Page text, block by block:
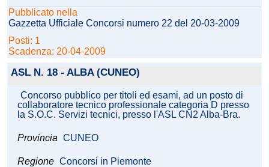
Pubblicato nella
Gazzetta Ufficiale Concorsi numero 22 del 20-03-2009
Posti: 1
Scadenza: 20-04-2009
ASL N. 18 - ALBA (CUNEO)
Concorso pubblico per titoli ed esami, ad un posto di
collaboratore tecnico professionale categoria D presso
la S.O.C. Servizi tecnici, presso l'ASL CN2 Alba-Bra.
Provincia CUNEO
Regione Concorsi in Piemonte